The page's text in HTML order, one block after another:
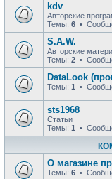
kdv
Авторские
Темы: 6 •
S.A.W.
Авторские
Темы: 2 •
DataLook
Темы: 1 •
sts1968
Статьи
Темы: 1 •
О магазине
Темы: 6 •